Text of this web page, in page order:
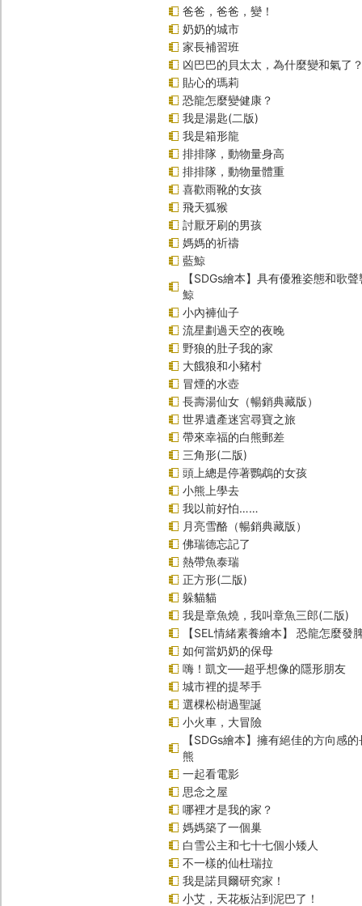
爸爸，爸爸，變！
奶奶的城市
家長補習班
凶巴巴的貝太太，為什麼變和氣了
貼心的瑪莉
恐龍怎麼變健康？
我是湯匙(二版)
我是箱形龍
排排隊，動物量身高
排排隊，動物量體重
喜歡雨靴的女孩
飛天狐猴
討厭牙刷的男孩
媽媽的祈禱
藍鯨
【SDGs繪本】具有優雅姿態和歌
鯨
小內褲仙子
流星劃過天空的夜晚
野狼的肚子我的家
大餓狼和小豬村
冒煙的水壺
長壽湯仙女（暢銷典藏版）
世界遺產迷宮尋寶之旅
帶來幸福的白熊郵差
三角形(二版)
頭上總是停著鸚鵡的女孩
小熊上學去
我以前好怕……
月亮雪酪（暢銷典藏版）
佛瑞德忘記了
熱帶魚泰瑞
正方形(二版)
躲貓貓
我是章魚燒，我叫章魚三郎(二版)
【SEL情緒素養繪本】 恐龍怎麼發
如何當奶奶的保母
嗨！凱文──超乎想像的隱形朋友
城市裡的提琴手
選棵松樹過聖誕
小火車，大冒險
【SDGs繪本】擁有絕佳的方向感
熊
一起看電影
思念之屋
哪裡才是我的家？
媽媽築了一個巢
白雪公主和七十七個小矮人
不一樣的仙杜瑞拉
我是諾貝爾研究家！
小艾，天花板沾到泥巴了！